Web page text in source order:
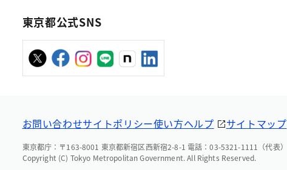
東京都公式SNS
お問い合わせサイトポリシー使い方ヘルプ サイトマップ
東京都庁：〒163-8001 東京都新宿区西新宿2-8-1 電話：03-5321-1111（代表）
Copyright (C) Tokyo Metropolitan Government. All Rights Reserved.